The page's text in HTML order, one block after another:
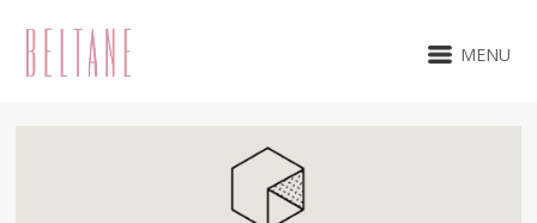
MENU